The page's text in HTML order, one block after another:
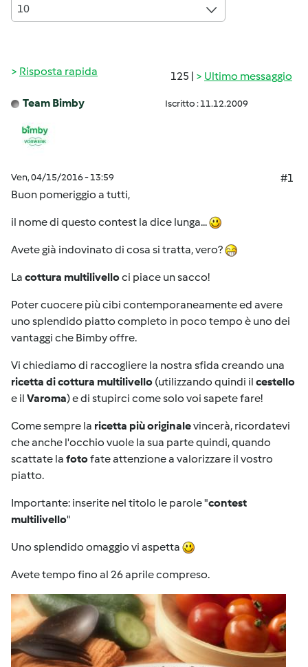
10
125 | Ultimo messaggio
Risposta rapida
Team Bimby Iscritto : 11.12.2009
Ven, 04/15/2016 - 13:59
#1
Buon pomeriggio a tutti,
il nome di questo contest la dice lunga...
Avete già indovinato di cosa si tratta, vero?
La cottura multilivelloci piace un sacco!
Poter cuocere più cibi contemporaneamente ed avere
uno splendido piatto completo in poco tempo è uno dei
vantaggi che Bimby offre.
Vi chiediamo di raccogliere la nostra sfida creando una
ricetta di cottura multilivello (utilizzando quindi il cestello
e il Varoma) e di stupirci come solo voi sapete fare!
Come sempre la ricetta più originalevincerà, ricordatevi
che anche l'occhio vuole la sua parte quindi, quando
scattate la fotofate attenzione a valorizzare il vostro
piatto.
Importante: inserite nel titolo le parole "contest
multilivello"
Uno splendido omaggio vi aspetta
Avete tempo fino al 26 aprile compreso.